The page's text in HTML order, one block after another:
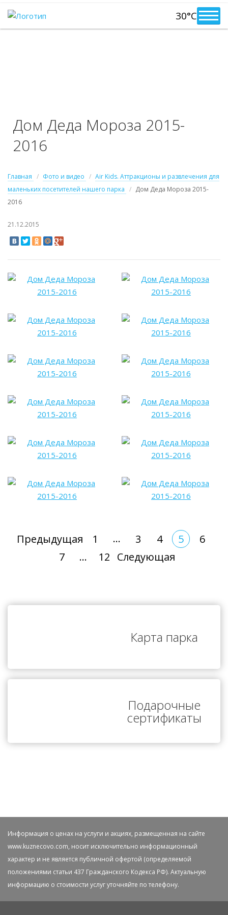
30°C
Дом Деда Мороза 2015-
2016
Главная Фото и видео
Air Kids. Аттракционы и развлечения для
маленьких посетителей нашего парка
Дом Деда Мороза 2015-
2016
21.12.2015
Предыдущая 1 … 3 4 5
6
7
… 12 Следующая
Карта парка
Подарочные
сертификаты
Информация о ценах на услуги и акциях, размещенная на сайте
www.kuznecovo.com, носит исключительно информационный
характер и не является публичной офертой (определяемой
положениями статьи 437 Гражданского Кодекса РФ). Актуальную
информацию о стоимости услуг уточняйте по телефону.